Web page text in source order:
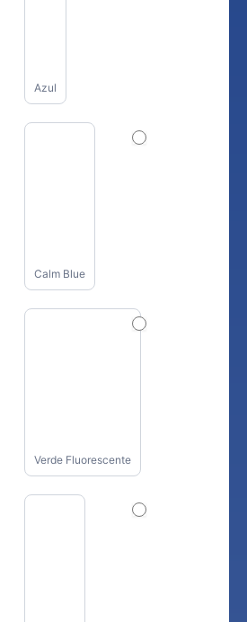
Azul
Calm Blue
Verde Fluorescente